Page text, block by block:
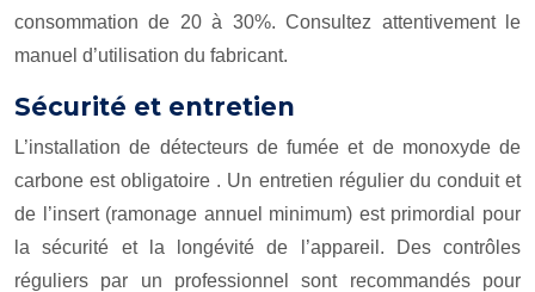
consommation de 20 à 30%. Consultez attentivement le
manuel d’utilisation du fabricant.
Sécurité et entretien
L’installation de détecteurs de fumée et de monoxyde de
carbone estobligatoire . Un entretien régulier du conduit et
de l’insert (ramonage annuel minimum) est primordial pour
la sécurité et la longévité de l’appareil. Des contrôles
réguliers par un professionnel sont recommandés pour